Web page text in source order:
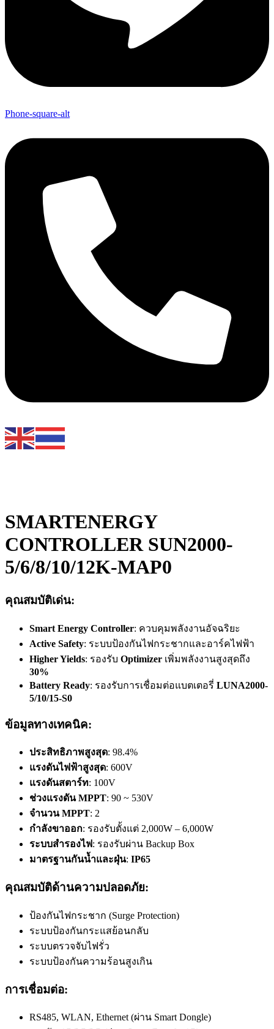
Phone-square-alt
SMARTENERGY
CONTROLLER SUN2000-
5/6/8/10/12K-MAP0
คุณสมบัติเด่น:
Smart Energy Controller: ควบคุมพลังงานอัจฉริยะ
Active Safety: ระบบป้องกันไฟกระชากและอาร์คไฟฟ้า
Higher Yields: รองรับ Optimizer เพิ่มพลังงานสูงสุดถึง
30%
Battery Ready: รองรับการเชื่อมต่อแบตเตอรี่ LUNA2000-
5/10/15-S0
ข้อมูลทางเทคนิค:
ประสิทธิภาพสูงสุด: 98.4%
แรงดันไฟฟ้าสูงสุด: 600V
แรงดันสตาร์ท: 100V
ช่วงแรงดัน MPPT: 90 ~ 530V
จำนวน MPPT: 2
กำลังขาออก: รองรับตั้งแต่ 2,000W – 6,000W
ระบบสำรองไฟ: รองรับผ่าน Backup Box
มาตรฐานกันน้ำและฝุ่น: IP65
คุณสมบัติด้านความปลอดภัย:
ป้องกันไฟกระชาก (Surge Protection)
ระบบป้องกันกระแสย้อนกลับ
ระบบตรวจจับไฟรั่ว
ระบบป้องกันความร้อนสูงเกิน
การเชื่อมต่อ:
RS485, WLAN, Ethernet (ผ่าน Smart Dongle)